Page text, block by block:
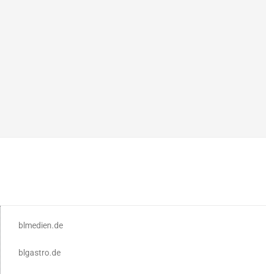
blmedien.de
blgastro.de